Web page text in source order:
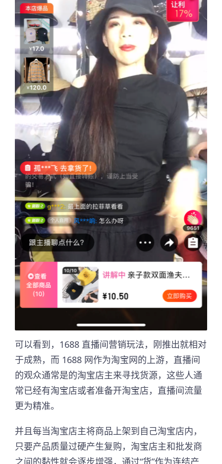
可以看到，1688 直播间营销玩法，刚推出就相对
于成熟，而 1688 网作为淘宝网的上游，直播间
的观众通常是的淘宝店主来寻找货源，这些人通
常已经有淘宝店或者准备开淘宝店，直播间流量
更为精准。
并且每当淘宝店主将商品上架到自己淘宝店内，
只要产品质量过硬产生复购，淘宝店主和批发商
之间的黏性就会逐步增强，通过“货”作为连结产